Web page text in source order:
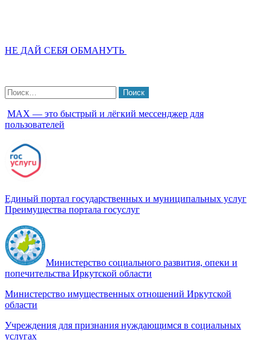
НЕ ДАЙ СЕБЯ ОБМАНУТЬ
Найти:
МАХ — это быстрый и лёгкий мессенджер для
пользователей
Единый портал государственных и муниципальных услуг
Преимущества портала госуслуг
Министерство социального развития, опеки и
попечительства Иркутской области
Министерство имущественных отношений Иркутской
области
Учреждения для признания нуждающимся в социальных
услугах